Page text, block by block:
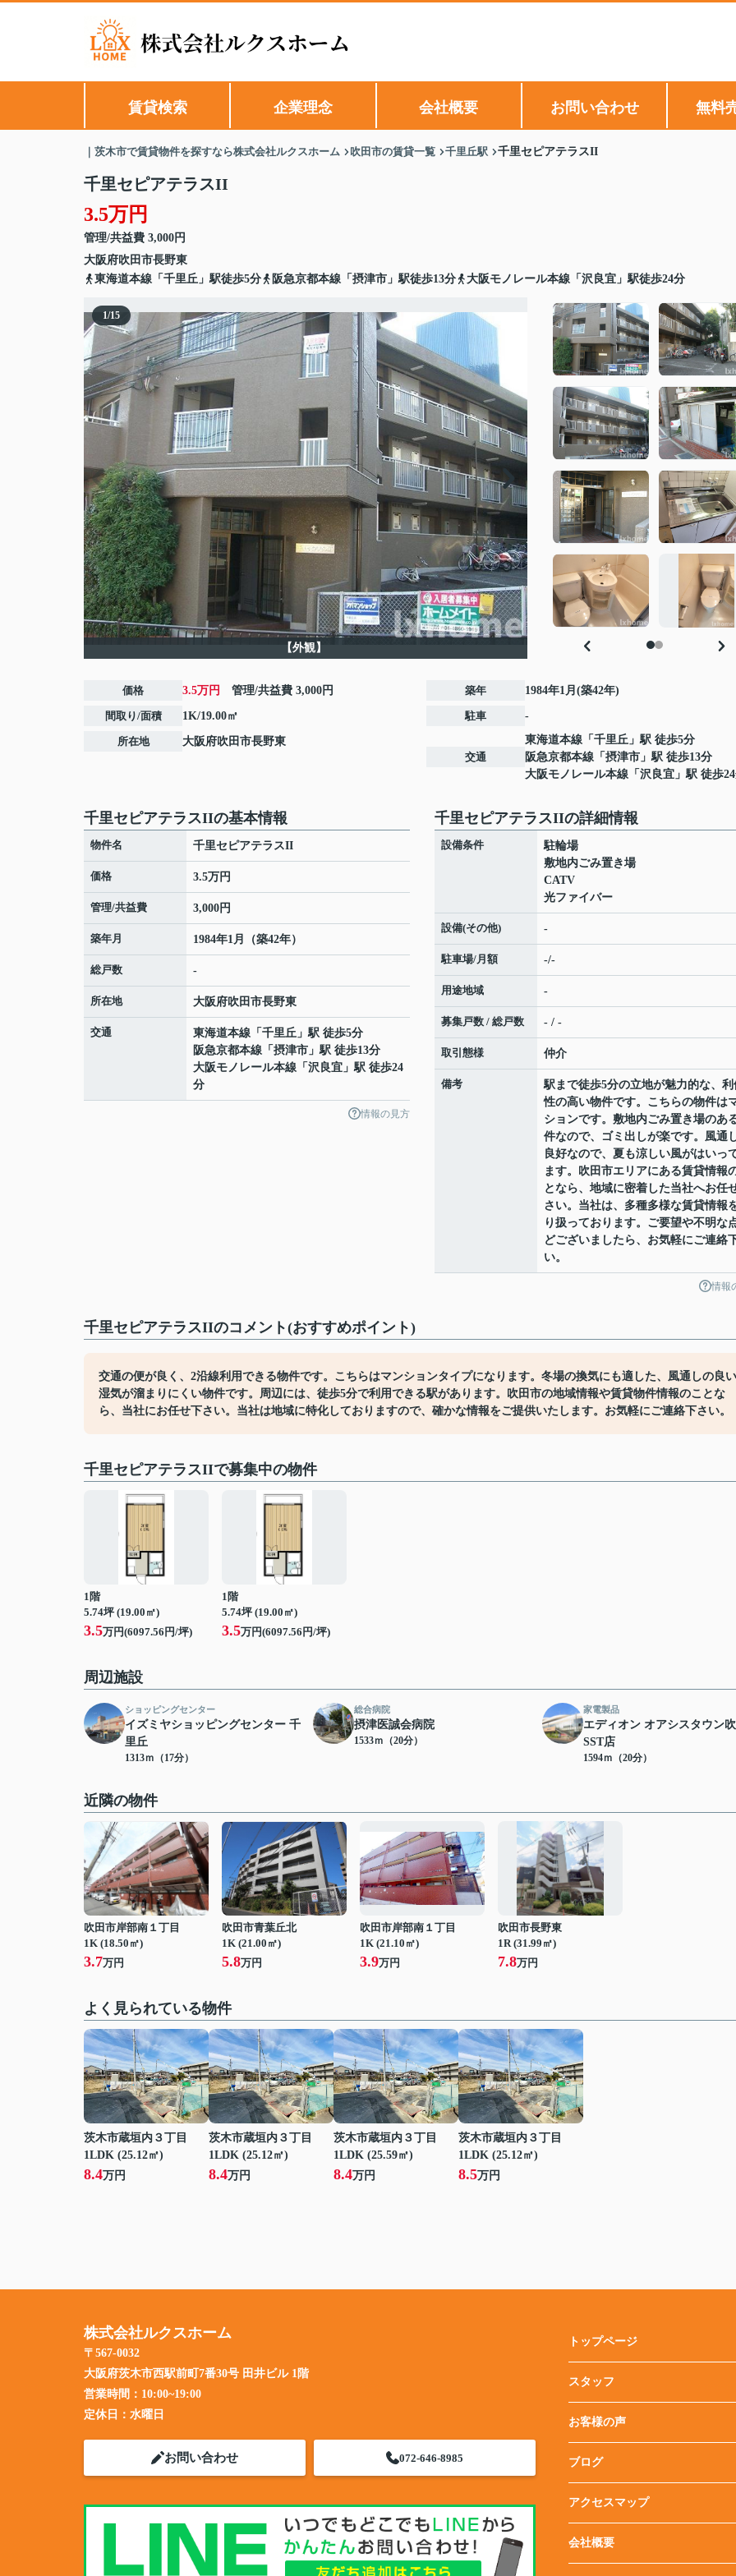
賃貸検索 企業理念 会社概要 お問い合わせ 無料
｜茨木市で賃貸物件を探すなら株式会社ルクスホーム 吹田市の賃貸一覧 千里丘駅 千里セピアテラスII
千里セピアテラスII
3.5万円
管理/共益費 3,000円
大阪府吹田市長野東
東海道本線「千里丘」駅徒歩5分
阪急京都本線「摂津市」駅徒歩13分 大阪モノレール本線「沢良宜」駅徒歩24分
1/15
【外観】
価格 3.5万円 管理/共益費 3,000円
間取り/面積 1K/19.00㎡
所在地 大阪府吹田市長野東
築年 1984年1月(築42年)
駐車 -
交通
東海道本線 「 千里丘 」駅 徒歩5分
阪急京都本線 「 摂津市 」駅 徒歩13分
大阪モノレール本線 「 沢良宜 」駅 徒歩
千里セピアテラスIIの基本情報
物件名 千里セピアテラスII
価格 3.5万円
管理/共益費 3,000円
築年月 1984年1月（築42年）
総戸数 -
所在地 大阪府吹田市長野東
交通 東海道本線 「 千里丘 」駅 徒歩5分
阪急京都本線 「 摂津市 」駅 徒歩13分
大阪モノレール本線 「 沢良宜 」駅 徒歩24
分
情報の見方
千里セピアテラスIIの詳細情報
設備条件
駐輪場
敷地内ごみ置き場
CATV
光ファイバー
設備(その他) -
駐車場/月額 -/-
用途地域 -
募集戸数 / 総戸数 - / -
取引態様 仲介
備考
駅まで徒歩5分の立地が魅力的な、利
性の高い物件です。こちらの物件は
ションです。敷地内ごみ置き場のあ
件なので、ゴミ出しが楽です。風通
良好なので、夏も涼しい風がはいっ
ます。吹田市エリアにある賃貸情報
となら、地域に密着した当社へお任
さい。当社は、多種多様な賃貸情報
り扱っております。ご要望や不明な
どございましたら、お気軽にご連絡
い。
情報
千里セピアテラスIIのコメント(おすすめポイント)
交通の便が良く、2沿線利用できる物件です。こちらはマンションタイプになります。冬場の換気にも適した、風通しの良い
湿気が溜まりにくい物件です。周辺には、徒歩5分で利用できる駅があります。吹田市の地域情報や賃貸物件情報のことな
ら、当社にお任せ下さい。当社は地域に特化しておりますので、確かな情報をご提供いたします。お気軽にご連絡下さい。
千里セピアテラスIIで募集中の物件
1階
5.74坪 (19.00㎡)
3.5万円(6097.56円/坪)
1階
5.74坪 (19.00㎡)
3.5万円(6097.56円/坪)
周辺施設
ショッピングセンター
イズミヤショッピングセンター 千
里丘
1313ｍ（17分）
総合病院
摂津医誠会病院
1533ｍ（20分）
家電製品
エディオン オアシスタウン
SST店
1594ｍ（20分）
近隣の物件
吹田市岸部南１丁目
1K (18.50㎡)
3.7万円
吹田市青葉丘北
1K (21.00㎡)
5.8万円
吹田市岸部南１丁目
1K (21.10㎡)
3.9万円
吹田市長野東
1R (31.99㎡)
7.8万円
よく見られている物件
茨木市蔵垣内３丁目
1LDK (25.12㎡)
8.4万円
茨木市蔵垣内３丁目
1LDK (25.12㎡)
8.4万円
茨木市蔵垣内３丁目
1LDK (25.59㎡)
8.4万円
茨木市蔵垣内３丁目
1LDK (25.12㎡)
8.5万円
株式会社ルクスホーム
〒567-0032
大阪府茨木市西駅前町7番30号 田井ビル 1階
営業時間： 10:00~19:00
定休日： 水曜日
お問い合わせ 072-646-8985
トップページ
スタッフ
お客様の声
ブログ
アクセスマップ
会社概要